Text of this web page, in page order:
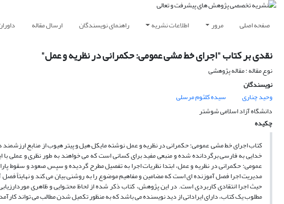
صفحه اصلی مرور اطلاعات نشریه راهنمای نویسندگان ارسال مقاله
نقدی بر کتاب "اجرای خط مشی عمومی: حکمرانی در نظریه و عمل"
نوع مقاله : مقاله پژوهشی
نویسندگان
وحید چناری
سیده کلثوم مرسلی
دانشگاه آزاد اسلامی شوشتر
چکیده
کتاب اجرای خط مشی عمومی: حکمرانی در نظریه و عمل نوشته مایکل هیل و پیتر هیوب از منابع
خدایی به فارسی برگردانده شده و منبعی مفید برای کسانی است که می خواهند به طور نظری و عملی
عمومی: حکمرانی در نظریه و عمل، ابتدا نظریات اجرا به تفصیل مطرح گردیده و سپس صعود و سقوط
مدیریت اجرا فصل آموزنده ای است که مضامین و مفاهیم موضوع را به روشنی بیان می کند و نهایتاً
حیث اجرا انتقادی کاربردی است. در این پژوهش، کتاب ذکر شده از لحاظ محتـوایی و ظاهری
مطلوب یک کتاب، دارای ایراداتی از دید نویسنده می باشد که به منظور تکمیل شدن مطالب می تواند